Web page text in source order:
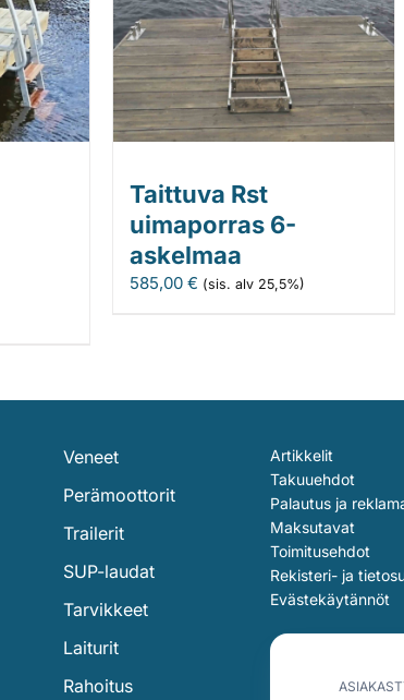
Taittuva Rst
uimaporras 6-
askelmaa
585,00 € (sis. alv 25,5%)
Veneet
Perämoottorit
Trailerit
SUP-laudat
Tarvikkeet
Laiturit
Rahoitus
Artikkelit
Takuuehdot
Palautus ja
Maksutavat
Toimitusehdot
Rekisteri- ja
Evästekäytännöt